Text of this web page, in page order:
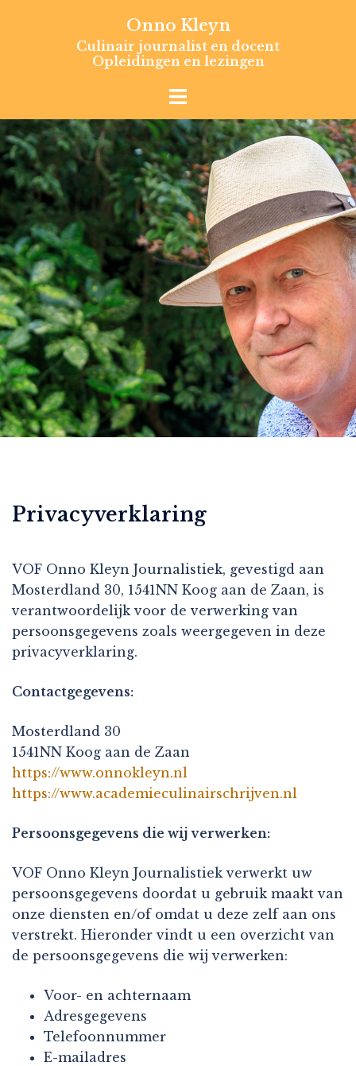
Onno Kleyn
Culinair journalist en docent
Opleidingen en lezingen
Privacyverklaring
VOF Onno Kleyn Journalistiek, gevestigd aan
Mosterdland 30, 1541NN Koog aan de Zaan, is
verantwoordelijk voor de verwerking van
persoonsgegevens zoals weergegeven in deze
privacyverklaring.
Contactgegevens:
Mosterdland 30
1541NN Koog aan de Zaan
https://www.onnokleyn.nl
https://www.academieculinairschrijven.nl
Persoonsgegevens die wij verwerken:
VOF Onno Kleyn Journalistiek verwerkt uw
persoonsgegevens doordat u gebruik maakt van
onze diensten en/of omdat u deze zelf aan ons
verstrekt. Hieronder vindt u een overzicht van
de persoonsgegevens die wij verwerken:
Voor- en achternaam
Adresgegevens
Telefoonnummer
E-mailadres